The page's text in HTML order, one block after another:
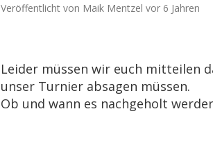
Veröffentlicht von Maik Mentzel vor 6 Jahren
Leider müssen wir euch mitteilen
unser Turnier absagen müssen.
Ob und wann es nachgeholt